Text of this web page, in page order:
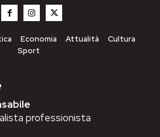
Economia Attualità
Cultura
Sport
professionista